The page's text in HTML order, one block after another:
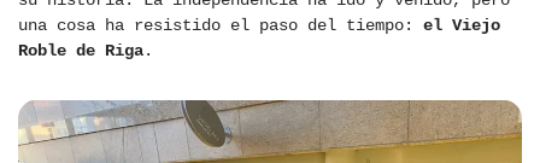
una cosa ha resistido el paso del tiempo: el Viejo
Roble de Riga.